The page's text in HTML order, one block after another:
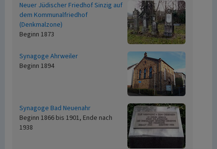
Neuer Jüdischer Friedhof Sinzig auf
dem Kommunalfriedhof
(Denkmalzone)
Beginn 1873
Synagoge Ahrweiler
Beginn 1894
Synagoge Bad Neuenahr
Beginn 1866 bis 1901, Ende nach
1938